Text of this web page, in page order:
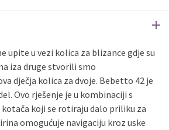
Visa
Jednokratno
Master
Jednokratno
Maestro
Jednokratno
Discover Jednokratno
upite u vezi kolica za blizance gdje su
iza druge stvorili smo
dječja kolica za dvoje. Bebetto 42 je
Ovo rješenje je u kombinaciji s
koji se rotiraju dalo priliku za
omogućuje navigaciju kroz uske